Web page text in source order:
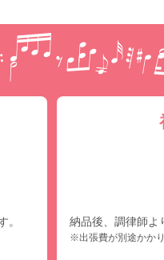
。
納品後、調律師よ
※出張費が別途かかり